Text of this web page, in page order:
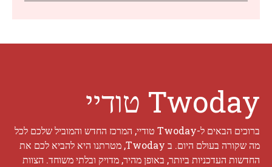
Twoday טודיי
ברוכים הבאים ל-Twoday טודיי, המרכז החדש והמוביל שלכם לכל
מה שקורה בעולם היום. ב Twoday, מטרתנו היא להביא לכם את
החדשות העדכניות ביותר, באופן מהיר, מדויק ובלתי משוחד. הצוות